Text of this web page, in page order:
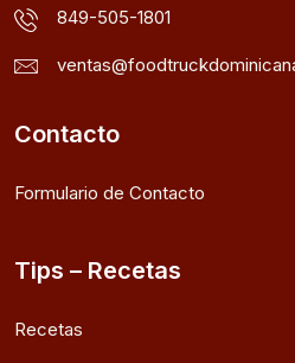
849-505-1801
Contacto
Formulario de Contacto
Tips – Recetas
Recetas